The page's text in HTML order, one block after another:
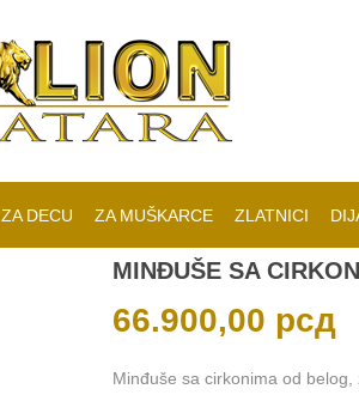
ZA DECU ZA MUŠKARCE ZLATNICI
MINĐUŠE SA
66.900,00 рсд
Minđuše sa cirkonima od